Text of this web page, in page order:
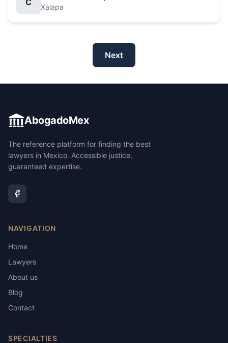
C Xalapa
Next
AbogadoMex
The reference platform for finding the best
lawyers in Mexico. Accessible justice,
guaranteed expertise.
NAVIGATION
Home
Lawyers
About us
Blog
Contact
SPECIALTIES